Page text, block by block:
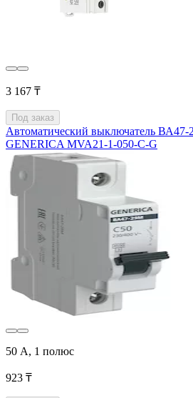
3 167 ₸
Под заказ
Автоматический выключатель
GENERICA MVA21-1-050-C-G
50 А, 1 полюс
923 ₸